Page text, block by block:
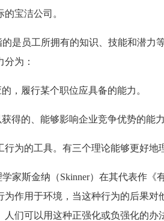
宝洁公司。
是员工所拥有的知识、技能和潜力
为：
，履行某个职位应具备的能力。
得的、能够影响企业竞争优势的能力
为的工具。有三个理论能够更好地
斯金纳（Skinner）在其代表作《
作用于环境，当这种行为的后果对
们可以用这种正强化或负强化的办